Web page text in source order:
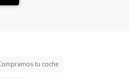
tu coche